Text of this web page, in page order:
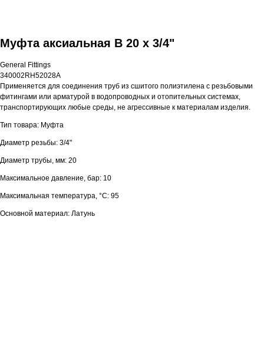
Муфта аксиальная В 20 x 3/4"
General Fittings
340002RH52028A
Применяется для соединения труб из сшитого полиэтилена с резьбовыми
фитингами или арматурой в водопроводных и отопительных системах,
транспортирующих любые среды, не агрессивные к материалам изделия.
Тип товара: Муфта
Диаметр резьбы: 3/4"
Диаметр трубы, мм: 20
Максимальное давление, бар: 10
Максимальная температура, °С: 95
Основной материал: Латунь